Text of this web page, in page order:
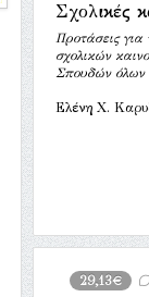
Σχολικές
Προτάσεις για
σχολικών
Σπουδών όλων
Ελένη Χ.
29,13€